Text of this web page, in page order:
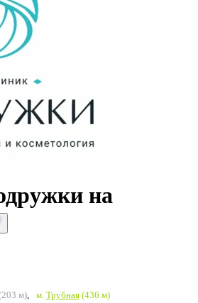
на
м) м. Трубная(436 м)